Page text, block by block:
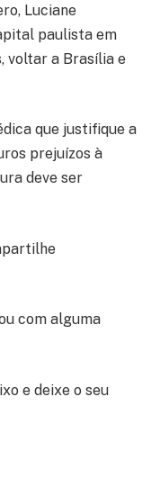
Luciane
paulista em
voltar a Brasília e
que justifique a
prejuízos à
deve ser
com alguma
e deixe o seu